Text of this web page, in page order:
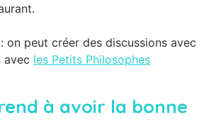
: on peut créer des discussions avec
avec les Petits Philosophes
à avoir la bonne